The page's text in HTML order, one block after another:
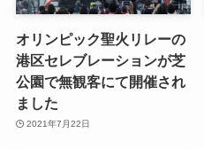
オリンピック聖火リレーの
港区セレブレーションが芝
公園で無観客にて開催され
ました
2021年7月22日